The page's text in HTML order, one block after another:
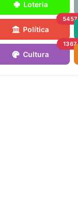
Loteria
Política
5457
Cultura
1367